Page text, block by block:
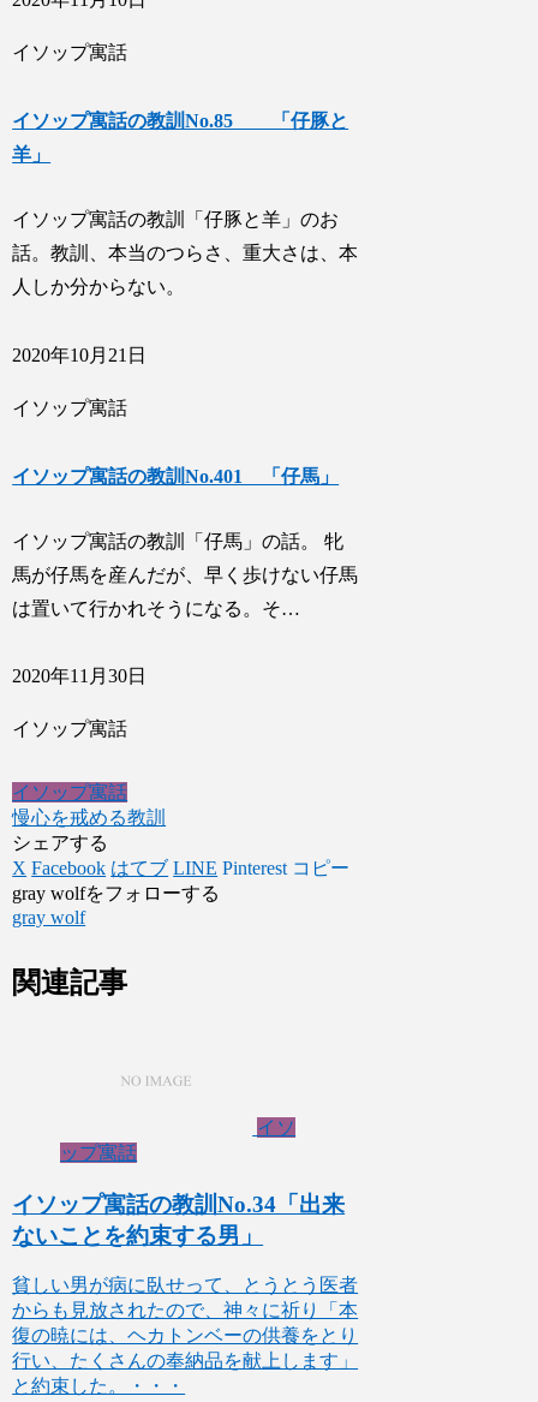
イソップ寓話
イソップ寓話の教訓No.85 「仔豚と
羊」
イソップ寓話の教訓「仔豚と羊」のお
話。教訓、本当のつらさ、重大さは、本
人しか分からない。
2020年10月21日
イソップ寓話
イソップ寓話の教訓No.401 「仔馬」
イソップ寓話の教訓「仔馬」の話。 牝
馬が仔馬を産んだが、早く歩けない仔馬
は置いて行かれそうになる。そ…
2020年11月30日
イソップ寓話
イソップ寓話
慢心を戒める教訓
シェアする
X Facebook はてブ LINE Pinterest コピー
gray wolfをフォローする
gray wolf
関連記事
イソ
ップ寓話
イソップ寓話の教訓No.34「出来
ないことを約束する男」
貧しい男が病に臥せって、とうとう医者
からも見放されたので、神々に祈り「本
復の暁には、ヘカトンベーの供養をとり
行い、たくさんの奉納品を献上します」
と約束した。・・・